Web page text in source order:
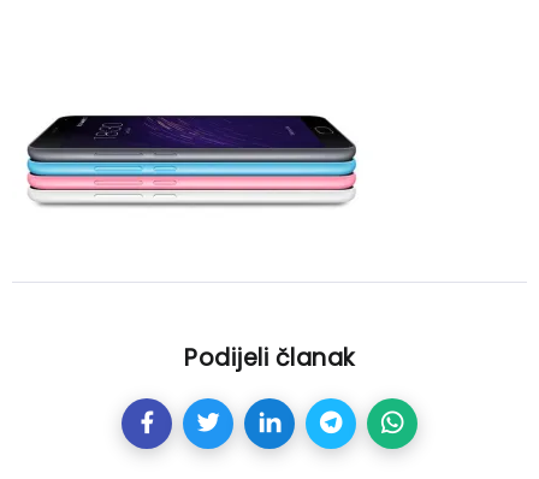
Podijeli članak